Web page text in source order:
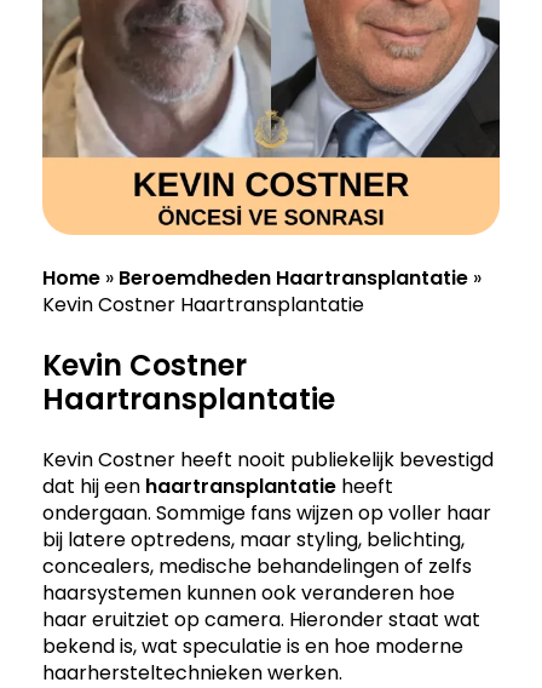
Home » Beroemdheden Haartransplantatie »
Kevin Costner Haartransplantatie
Kevin Costner
Haartransplantatie
Kevin Costner heeft nooit publiekelijk bevestigd
dat hij een haartransplantatie heeft
ondergaan. Sommige fans wijzen op voller haar
bij latere optredens, maar styling, belichting,
concealers, medische behandelingen of zelfs
haarsystemen kunnen ook veranderen hoe
haar eruitziet op camera. Hieronder staat wat
bekend is, wat speculatie is en hoe moderne
haarhersteltechnieken werken.